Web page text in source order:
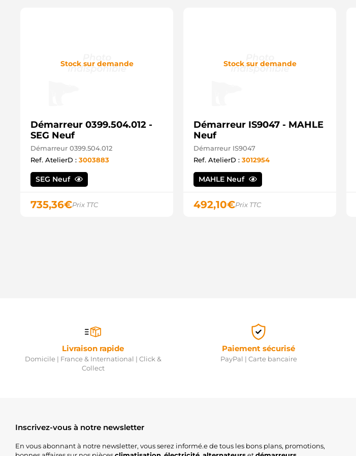
Stock sur demande
Démarreur 0399.504.012 -
SEG Neuf
Démarreur 0399.504.012
Ref. AtelierD : 3003883
SEG Neuf
735,36€Prix TTC
Stock sur demande
Démarreur IS9047 - MAHLE
Neuf
Démarreur IS9047
Ref. AtelierD : 3012954
MAHLE Neuf
492,10€Prix TTC
Livraison rapide
Domicile | France & International | Click &
Collect
Paiement sécurisé
PayPal | Carte bancaire
Inscrivez-vous à notre newsletter
En vous abonnant à notre newsletter, vous serez informé.e de tous les bons plans, promotions,